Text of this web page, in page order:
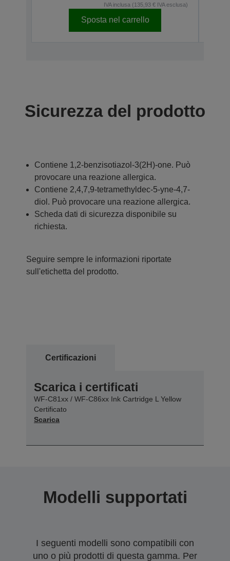
IVA inclusa (135,93 € IVA esclusa)
Sposta nel carrello
Sicurezza del prodotto
Contiene 1,2-benzisotiazol-3(2H)-one. Può
provocare una reazione allergica.
Contiene 2,4,7,9-tetramethyldec-5-yne-4,7-
diol. Può provocare una reazione allergica.
Scheda dati di sicurezza disponibile su
richiesta.
Seguire sempre le informazioni riportate
sull'etichetta del prodotto.
Certificazioni
Scarica i certificati
WF-C81xx / WF-C86xx Ink Cartridge L Yellow
Certificato
Scarica
Modelli supportati
I seguenti modelli sono compatibili con
uno o più prodotti di questa gamma. Per